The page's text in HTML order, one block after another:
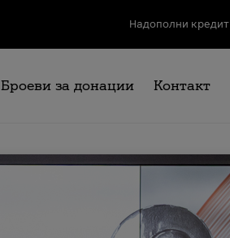
Надополни кредит
Броеви за донации Контакт